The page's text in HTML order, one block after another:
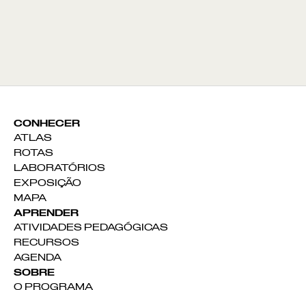
CONHECER
ATLAS
ROTAS
LABORATÓRIOS
EXPOSIÇÃO
MAPA
APRENDER
ATIVIDADES PEDAGÓGICAS
RECURSOS
AGENDA
SOBRE
O PROGRAMA